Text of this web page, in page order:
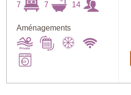
7 7 14
Aménagements